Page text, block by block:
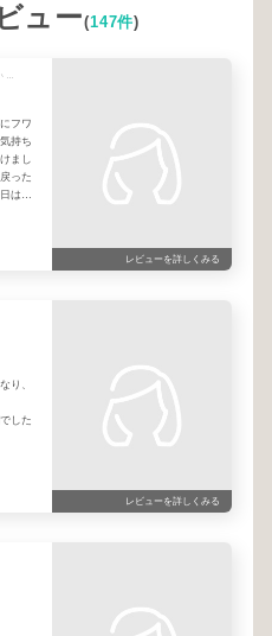
ュー(147件)
フワ
持ち
まし
った
はお
レビューを詳しくみる
り、
した
レビューを詳しくみる